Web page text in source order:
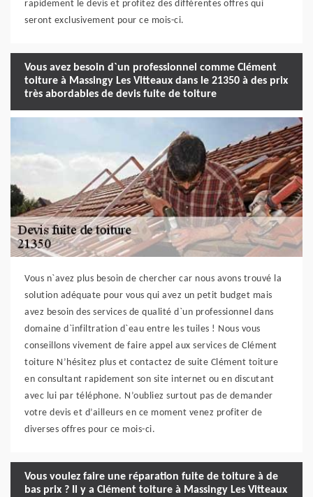
rapidement le devis et profitez des différentes offres qui
seront exclusivement pour ce mois-ci.
Vous avez besoin d`un professionnel comme Clément
toiture à Massingy Les Vitteaux dans le 21350 à des prix
très abordables de devis fuite de toiture
Vous n`avez plus besoin de chercher car nous avons trouvé la
solution adéquate pour vous qui avez un petit budget mais
avez besoin des services de qualité d`un professionnel dans
domaine d`infiltration d`eau entre les tuiles ! Nous vous
conseillons vivement de faire appel aux services de Clément
toiture N’hésitez plus et contactez de suite Clément toiture
en consultant rapidement son site internet ou en discutant
avec lui par téléphone. N’oubliez surtout pas de demander
votre devis et d’ailleurs en ce moment venez profiter de
diverses offres pour ce mois-ci.
Vous voulez faire une réparation fuite de toiture à de
bas prix ? Il y a Clément toiture à Massingy Les Vitteaux